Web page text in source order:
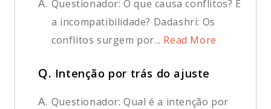
A. Questionador: O que causa conflitos? É
a incompatibilidade? Dadashri: Os
conflitos surgem por... Read More
Q. Intenção por trás do ajuste
A. Questionador: Qual é a intenção por